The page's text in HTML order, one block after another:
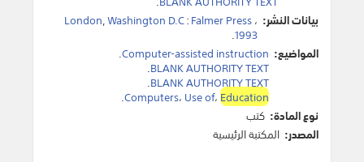
بيانات النشر:
London,Washington D.C:Falmer Press،
1993
.
المواضيع: Computer-assisted instruction
.
BLANK AUTHORITY TEXT
.
BLANK AUTHORITY TEXT
.
Computers، Use of،Education
.
نوع المادة: كتب
المصدر: المكتبة الرئيسية